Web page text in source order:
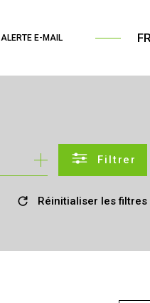
ALERTE E-MAIL FR
filtrer
Réinitialiser les filtres